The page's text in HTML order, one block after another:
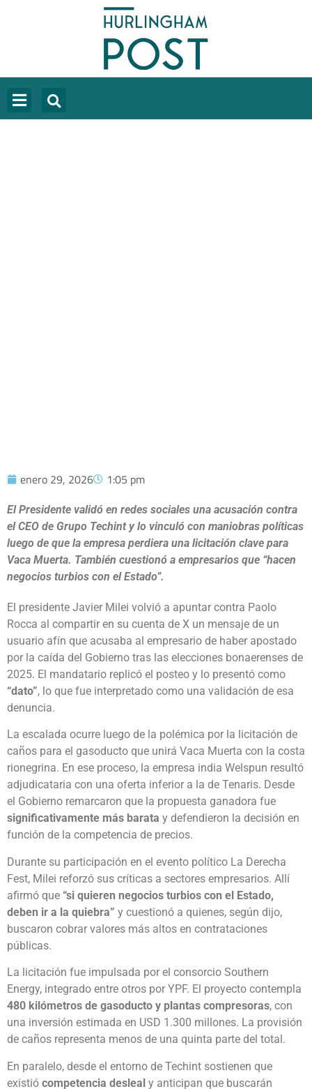
enero 29, 2026 1:05 pm
El Presidente validó en redes sociales una acusación contra
el CEO de Grupo Techint y lo vinculó con maniobras políticas
luego de que la empresa perdiera una licitación clave para
Vaca Muerta. También cuestionó a empresarios que “hacen
negocios turbios con el Estado”.
El presidente Javier Milei volvió a apuntar contra Paolo
Rocca al compartir en su cuenta de X un mensaje de un
usuario afín que acusaba al empresario de haber apostado
por la caída del Gobierno tras las elecciones bonaerenses de
2025. El mandatario replicó el posteo y lo presentó como
“dato”, lo que fue interpretado como una validación de esa
denuncia.
La escalada ocurre luego de la polémica por la licitación de
caños para el gasoducto que unirá Vaca Muerta con la costa
rionegrina. En ese proceso, la empresa india Welspun resultó
adjudicataria con una oferta inferior a la de Tenaris. Desde
el Gobierno remarcaron que la propuesta ganadora fue
significativamente más barata y defendieron la decisión en
función de la competencia de precios.
Durante su participación en el evento político La Derecha
Fest, Milei reforzó sus críticas a sectores empresarios. Allí
afirmó que “si quieren negocios turbios con el Estado,
deben ir a la quiebra” y cuestionó a quienes, según dijo,
buscaron cobrar valores más altos en contrataciones
públicas.
La licitación fue impulsada por el consorcio Southern
Energy, integrado entre otros por YPF. El proyecto contempla
480 kilómetros de gasoducto y plantas compresoras, con
una inversión estimada en USD 1.300 millones. La provisión
de caños representa menos de una quinta parte del total.
En paralelo, desde el entorno de Techint sostienen que
existió competencia desleal y anticipan que buscarán